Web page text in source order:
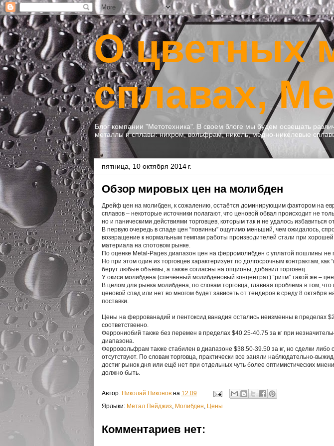
О цветных
сплавах,
Блог компании "Метотехника". В своем блоге мы будем освещать
металлы и сплавы: нихром, вольфрам, никель, медно-никелевые
пятница, 10 октября 2014 г.
Обзор мировых цен на молибден
Дрейф цен на молибден, к сожалению, остаётся доминирующим фактором на
сплавов – некоторые источники полагают, что ценовой обвал происходит не
но и паническими действиями торговцев, которым так и не удалось избавиться
В первую очередь в спаде цен “повинны” ощутимо меньший, чем ожидалось,
возвращение к нормальным темпам работы производителей стали при хорошей
материала на спотовом рынке.
По оценке Metal-Pages диапазон цен на ферромолибден с уплатой пошлины не
Но при этом один из торговцев характеризует по долгосрочным контрактам, как
берут любые объёмы, а также согласны на опционы, добавил торговец.
У окиси молибдена (спечённый молибденовый концентрат) “ритм” такой же –
В целом для рынка молибдена, по словам торговца, главная проблема в том,
ценовой спад или нет во многом будет зависеть от тендеров в среду 8 октября
поставки.
Цены на феррованадий и пентоксид ванадия остались неизменны в пределах
соответственно.
Феррониобий также без перемен в пределах $40.25-40.75 за кг при
диапазона.
Ферровольфрам также стабилен в диапазоне $38.50-39.50 за кг, но сделки либо
отсутствуют. По словам торговца, практически все заняли наблюдательно-
достиг рынок дня или ещё нет при отдельных чуть более оптимистических
должно быть.
Автор: Николай Никонов на 12:09
Ярлыки: Метал Пейджиз, Молибден, Цены
Комментариев нет: